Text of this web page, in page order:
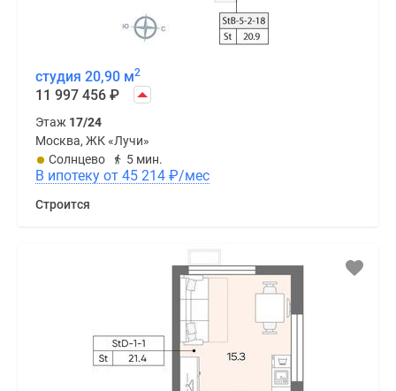
студия 20,90 м2
11 997 456 ₽
Этаж 17/24
Москва, ЖК «Лучи»
Солнцево
5 мин.
В ипотеку от 45 214 ₽/мес
Строится